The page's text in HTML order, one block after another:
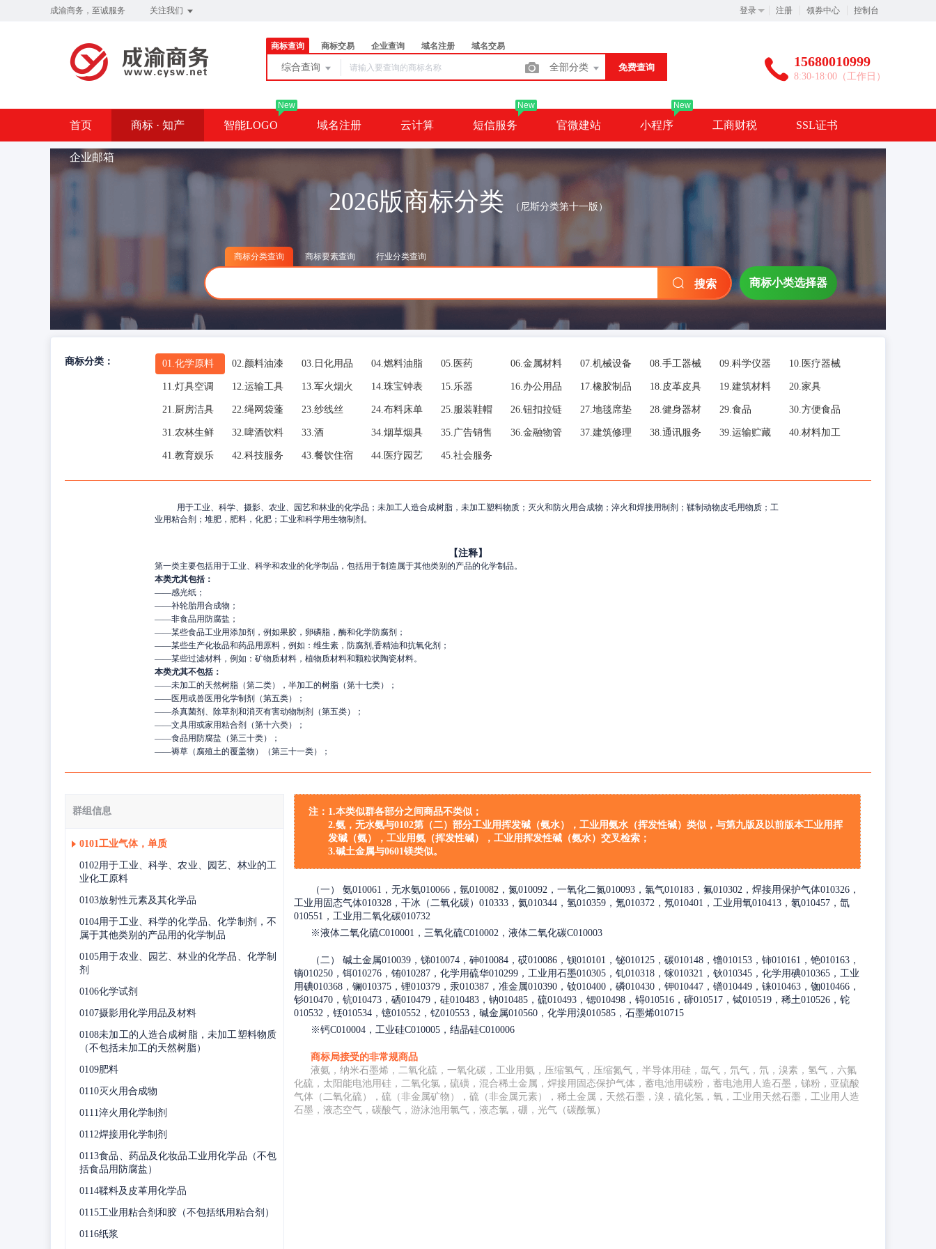
成渝商务，至诚服务 关注我们 登录 注册 领券中心 控制台
商标查询 商标交易 企业查询 域名注册 域名交易
综合查询 全部分类 免费查询 15680010999
8:30-18:00（工作日）
首页 商标 · 知产 智能LOGO
New
域名注册 云计算 短信服务
New
官微建站 小程序
New
工商财税 SSL证书
企业邮箱
2026版商标分类 （尼斯分类第十一版）
商标分类查询 商标要素查询 行业分类查询
搜索 商标小类选择器
商标分类： 01.化学原料 02.颜料油漆 03. 日化用品 04.燃料油脂 05. 医药 06.金属材料 07.机械设备 08.手工器械 09.科学仪器 10. 医疗器械
11.灯具空调 12.运输工具 13.军火烟火 14.珠宝钟表 15.乐器 16.办公用品 17.橡胶制品 18.皮革皮具 19.建筑材料 20.家具
21.厨房洁具 22.绳网袋蓬 23.纱线丝 24.布料床单 25.服装鞋帽 26.钮扣拉链 27.地毯席垫 28.健身器材 29.食品 30.方便食品
31.农林生鲜 32.啤酒饮料 33.酒 34.烟草烟具 35.广告销售 36.金融物管 37.建筑修理 38.通讯服务 39.运输贮藏 40.材料加工
41.教育娱乐 42.科技服务 43.餐饮住宿 44. 医疗园艺 45.社会服务
用于工业、科学、摄影、农业、园艺和林业的化学品；未加工人造合成树脂，未加工塑料物质；灭火和防火用合成物；淬火和焊接用制剂；鞣制动物皮毛用物质；工
业用粘合剂；堆肥，肥料，化肥；工业和科学用生物制剂。
【注释】
第一类主要包括用于工业、科学和农业的化学制品，包括用于制造属于其他类别的产品的化学制品。
本类尤其包括：
——感光纸；
——补轮胎用合成物；
——非食品用防腐盐；
——某些食品工业用添加剂，例如果胶，卵磷脂，酶和化学防腐剂；
——某些生产化妆品和药品用原料，例如：维生素，防腐剂,香精油和抗氧化剂；
——某些过滤材料，例如：矿物质材料，植物质材料和颗粒状陶瓷材料。
本类尤其不包括：
——未加工的天然树脂（第二类），半加工的树脂（第十七类）；
——医用或兽医用化学制剂（第五类）；
——杀真菌剂、除草剂和消灭有害动物制剂（第五类）；
——文具用或家用粘合剂（第十六类）；
——食品用防腐盐（第三十类）；
——褥草（腐殖土的覆盖物）（第三十一类）；
群组信息
0101工业气体，单质
0102用于工业、科学、农业、园艺、林业的工
业化工原料
0103放射性元素及其化学品
0104用于工业、科学的化学品、化学制剂，不
属于其他类别的产品用的化学制品
0105用于农业、园艺、林业的化学品、化学制
剂
0106化学试剂
0107摄影用化学用品及材料
0108未加工的人造合成树脂，未加工塑料物质
（不包括未加工的天然树脂）
0109肥料
0110灭火用合成物
0111淬火用化学制剂
0112焊接用化学制剂
0113食品、药品及化妆品工业用化学品（不包
括食品用防腐盐）
0114鞣料及皮革用化学品
0115工业用粘合剂和胶（不包括纸用粘合剂）
0116纸浆
注： 1.本类似群各部分之间商品不类似；
2.氨，无水氨与0102第（二）部分工业用挥发碱（氨水），工业用氨水（挥发性碱）类似，与第九版及以前版本工业用挥
发碱（氨），工业用氨（挥发性碱），工业用挥发性碱（氨水）交叉检索；
3.碱土金属与0601镁类似。
（一） 氨010061，无水氨010066，氩010082，氮010092，一氧化二氮010093，氯气010183，氟010302，焊接用保护气体010326，
工业用固态气体010328，干冰（二氧化碳）010333，氦010344，氢010359，氪010372，氖010401，工业用氧010413，氡010457，氙
010551，工业用二氧化碳010732
※液体二氧化硫C010001，三氧化硫C010002，液体二氧化碳C010003
（二） 碱土金属010039，锑010074，砷010084，砹010086，钡010101，铋010125，碳010148，镥010153，铈010161，铯010163，
镝010250，铒010276，铕010287，化学用硫华010299，工业用石墨010305，钆010318，镓010321，钬010345，化学用碘010365，工业
用碘010368，镧010375，锂010379，汞010387，准金属010390，钕010400，磷010430，钾010447，镨010449，铼010463，铷010466，
钐010470，钪010473，硒010479，硅010483，钠010485，硫010493，锶010498，锝010516，碲010517，铽010519，稀土010526，铊
010532，铥010534，镱010552，钇010553，碱金属010560，化学用溴010585，石墨烯010715
※钙C010004，工业硅C010005，结晶硅C010006
商标局接受的非常规商品
液氨，纳米石墨烯，二氧化硫，一氧化碳，工业用氨，压缩氢气，压缩氮气，半导体用硅，氙气，氘气，氘，溴素，氢气，六氟
化硫，太阳能电池用硅，二氧化氯，硫磺，混合稀土金属，焊接用固态保护气体，蓄电池用碳粉，蓄电池用人造石墨，锑粉，亚硫酸
气体（二氧化硫），硫（非金属矿物），硫（非金属元素），稀土金属，天然石墨，溴，硫化氢，氧，工业用天然石墨，工业用人造
石墨，液态空气，碳酸气，游泳池用氯气，液态氯，硼，光气（碳酰氯）